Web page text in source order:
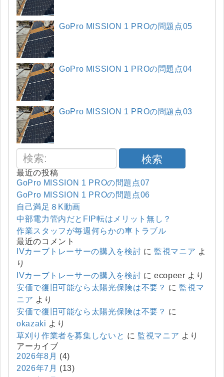
GoPro MISSION 1 PROの問題点05
GoPro MISSION 1 PROの問題点04
GoPro MISSION 1 PROの問題点03
検索
最近の投稿
GoPro MISSION 1 PROの問題点07
GoPro MISSION 1 PROの問題点06
自己満足８K動画
中部電力管内だとFIP転はメリット無し？
作業スタッフが毎週何らかの車トラブル
最近のコメント
IVカーブトレーサーの購入を検討 に 監視マニア よ
り
IVカーブトレーサーの購入を検討 にecopeer より
安価で復旧可能なら太陽光保険は不要？ に 監視マ
ニア より
安価で復旧可能なら太陽光保険は不要？ に
okazaki より
草刈り作業者を募集しないと に 監視マニア より
アーカイブ
2026年8月 (4)
2026年7月 (13)